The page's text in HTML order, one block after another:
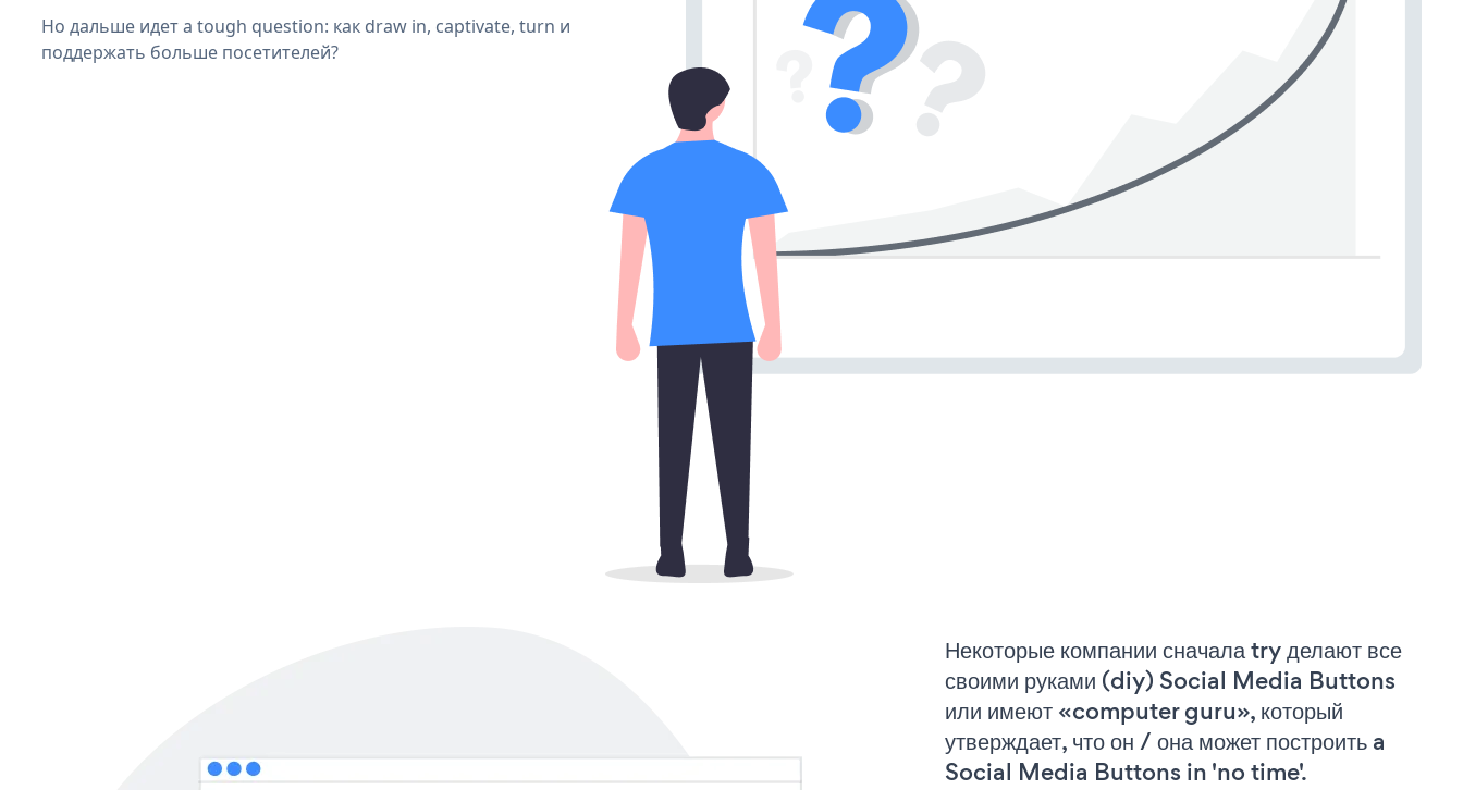
Но дальше идет a tough question: как draw in, captivate, turn и
поддержать больше посетителей?
Некоторые компании сначала try делают все
своими руками (diy) Social Media Buttons
или имеют «computer guru», который
утверждает, что он / она может построить a
Social Media Buttons in 'no time'.